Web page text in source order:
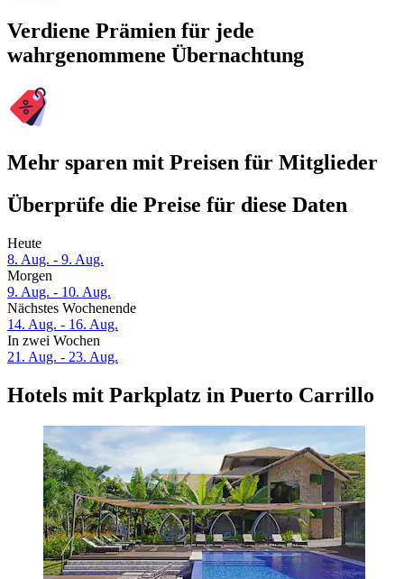
Verdiene Prämien für jede
wahrgenommene Übernachtung
Mehr sparen mit Preisen für Mitglieder
Überprüfe die Preise für diese Daten
Heute
8. Aug. - 9. Aug.
Morgen
9. Aug. - 10. Aug.
Nächstes Wochenende
14. Aug. - 16. Aug.
In zwei Wochen
21. Aug. - 23. Aug.
Hotels mit Parkplatz in Puerto Carrillo